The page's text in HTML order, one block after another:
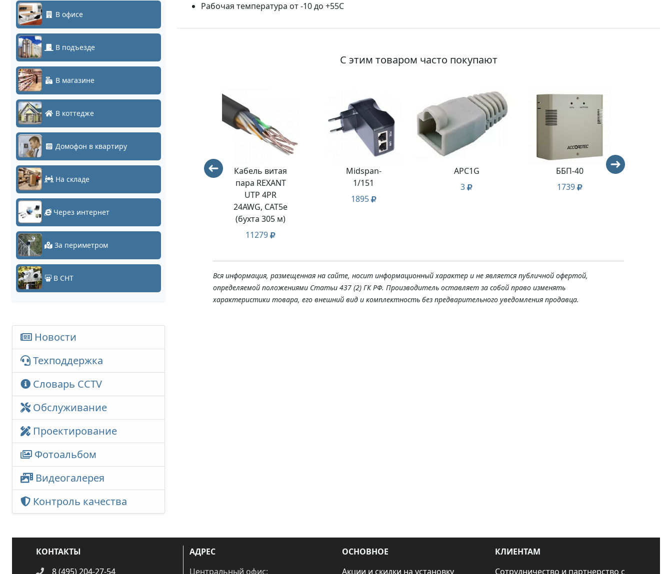
В офисе
В подъезде
В магазине
В коттедже
Домофон в квартиру
На складе
Через интернет
За периметром
В СНТ
Новости
Техподдержка
Словарь CCTV
Обслуживание
Проектирование
Фотоальбом
Видеогалерея
Контроль качества
Рабочая температура от -10 до +55С
С этим товаром часто покупают
EC-C2-21123D-
BK-3
13612
DS-N308P(С)
Кабель витая
пара REXANT
UTP 4PR
24AWG, CAT5e
(бухта 305 м)
11279
Midspan-
1/151
1895
APC1G
3
ББП-40
1739
Вся информация, размещенная на сайте, носит информационный характер и не является публичной офертой,
определяемой положениями Статьи 437 (2) ГК РФ. Производитель оставляет за собой право изменять
характеристики товара, его внешний вид и комплектность без предварительного уведомления продавца.
КОНТАКТЫ
8 (495) 204-27-54
АДРЕС
Центральный офис:
ОСНОВНОЕ
Акции и скидки на установку
КЛИЕНТАМ
Сотрудничество и партнерство с